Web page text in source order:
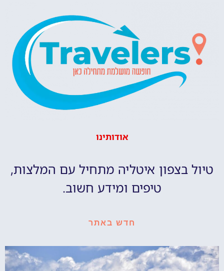
אודותינו
טיול בצפון איטליה מתחיל עם המלצות,
טיפים ומידע חשוב.
חדש באתר